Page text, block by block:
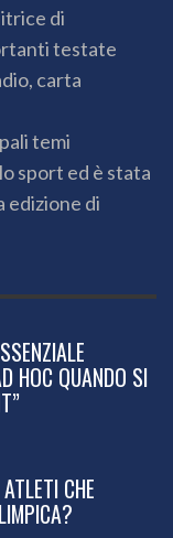
di
testate
carta
temi
sport ed è stata
edizione di
HOC QUANDO SI
CHE